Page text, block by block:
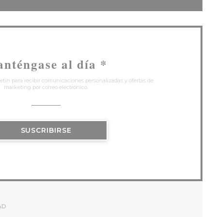
al día *
para recibir comunicaciones personalizadas y ofertas de
marketing por correo electrónico.
SUSCRIBIRSE
EN UNA NUEVA VENTANA))